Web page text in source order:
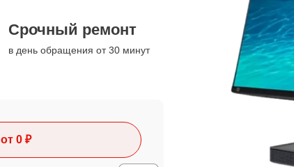
Срочный ремонт
в день обращения от 30 минут
от 0 ₽